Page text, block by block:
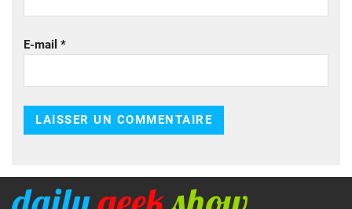
E-mail *